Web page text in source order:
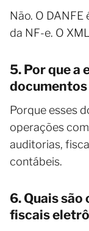
Não. O
da NF-e. O
5. Por que a
Porque esses
operações
auditorias,
contábeis.
6. Quais
fiscais